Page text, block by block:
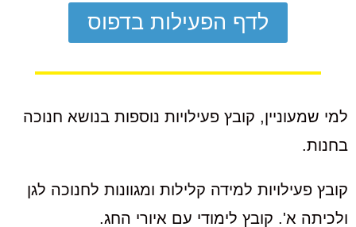
לדף הפעילות בדפוס
למי שמעוניין, קובץ פעילויות נוספות בנושא חנוכה
בחנות.
קובץ פעילויות למידה קלילות ומגוונות לחנוכה לגן
ולכיתה א'. קובץ לימודי עם איורי החג.